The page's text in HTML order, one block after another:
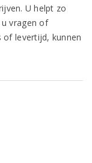
U helpt zo
vragen of
levertijd, kunnen